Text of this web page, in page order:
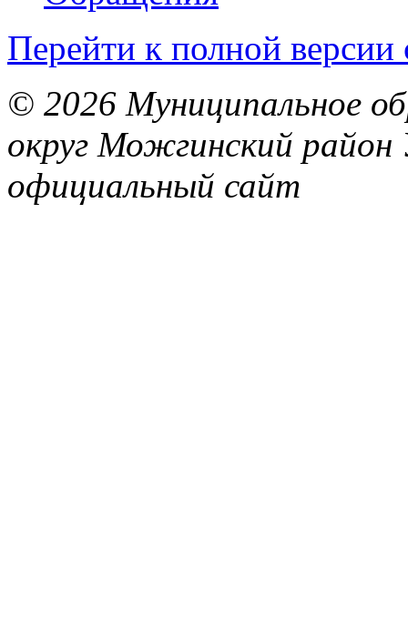
Перейти к полной версии
© 2026 Муниципальное
округ Можгинский район
официальный сайт